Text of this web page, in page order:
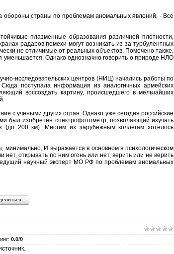
обороны страны по проблемам аномальных явлений, - Все
плазменные образования различной плотности,
радаров помехи могут возникать из-за турбулентных
не отличимые от реальных объектов. Помечено также,
уменьшается. Однако однозначно говорить о природе НЛО
исследовательских центров (НИЦ) начались работы по
поступала информация из аналогичных армейских
воссоздать картину, происшедшего в мельчайших
с учеными других стран. Однако уже сегодня российские
был изобретен спектрофотометр, позволяющий изучать
200 км). Многим их зарубежным коллегам хотелось
минимально, И выражается в основном в психологическом
нет, открывать по ним огонь или нет, верить или не верить
научный эксперт МО РФ по проблемам аномальных
: 0.0/0